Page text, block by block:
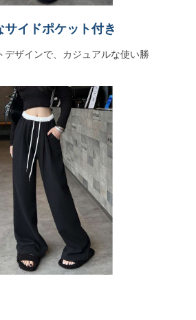
サイドポケット付き
デザインで、カジュアルな使い勝